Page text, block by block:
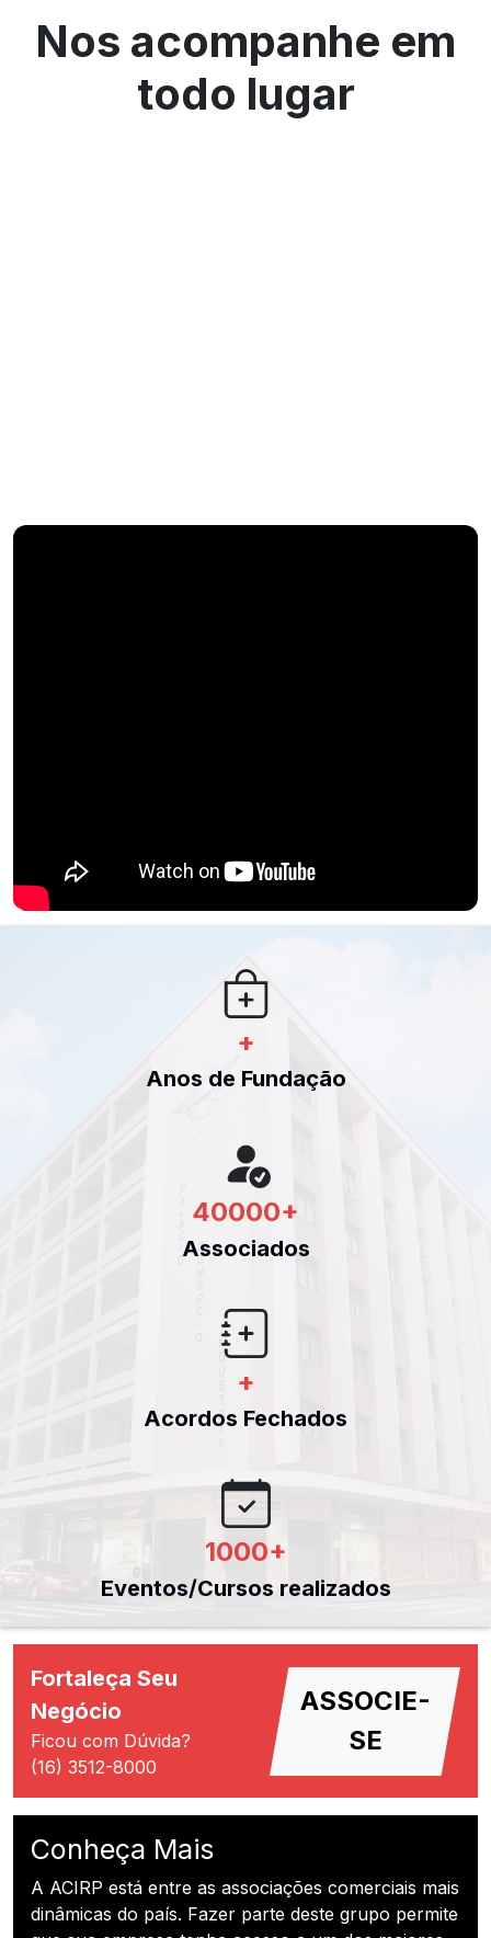
Nos acompanhe em
todo lugar
+
Anos de Fundação
40000+
Associados
+
Acordos Fechados
1000+
Eventos/Cursos realizados
Fortaleça Seu
Negócio
Ficou com Dúvida?
(16) 3512-8000
ASSOCIE-
SE
Conheça Mais
A ACIRP está entre as associações comerciais mais
dinâmicas do país. Fazer parte deste grupo permite